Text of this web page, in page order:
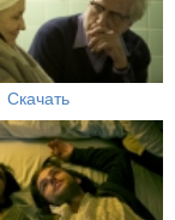
Скачать